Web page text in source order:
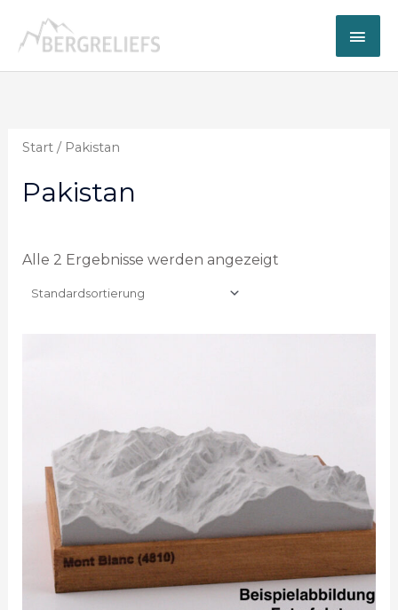
Inhalt
springen
Start/ Pakistan
Pakistan
Alle 2 Ergebnisse werden angezeigt